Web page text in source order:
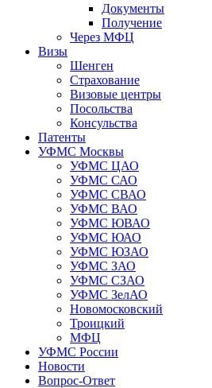
Документы
Получение
Через МФЦ
Визы
Шенген
Страхование
Визовые центры
Посольства
Консульства
Патенты
УФМС Москвы
УФМС ЦАО
УФМС САО
УФМС СВАО
УФМС ВАО
УФМС ЮВАО
УФМС ЮАО
УФМС ЮЗАО
УФМС ЗАО
УФМС СЗАО
УФМС ЗелАО
Новомосковский
Троицкий
МФЦ
УФМС России
Новости
Вопрос-Ответ